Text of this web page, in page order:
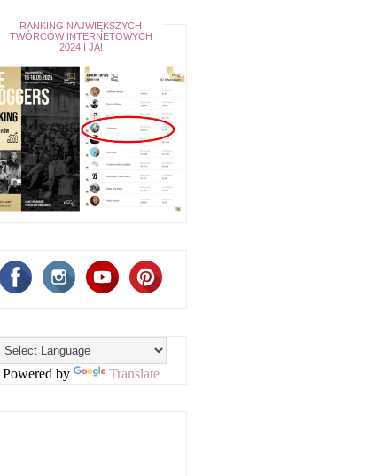
RANKING NAJWIĘKSZYCH
TWÓRCÓW INTERNETOWYCH
2024 I JA!
Powered by Translate